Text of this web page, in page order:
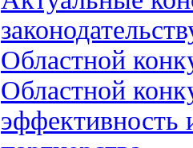
Областной
Областной
эффективность